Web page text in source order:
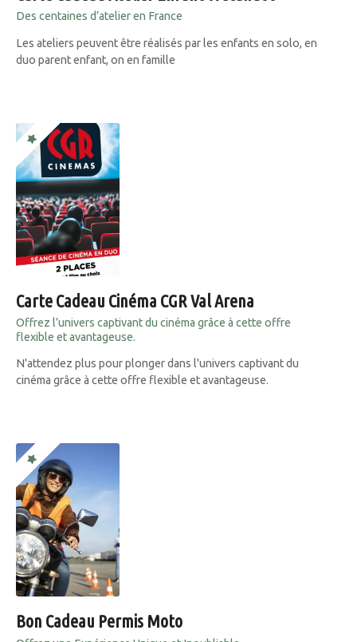
Des centaines d’atelier en France
Les ateliers peuvent être réalisés par les enfants en solo, en
duo parent enfant, on en famille
Carte Cadeau Cinéma CGR Val Arena
Offrez l’univers captivant du cinéma grâce à cette offre
flexible et avantageuse.
N'attendez plus pour plonger dans l'univers captivant du
cinéma grâce à cette offre flexible et avantageuse.
Bon Cadeau Permis Moto